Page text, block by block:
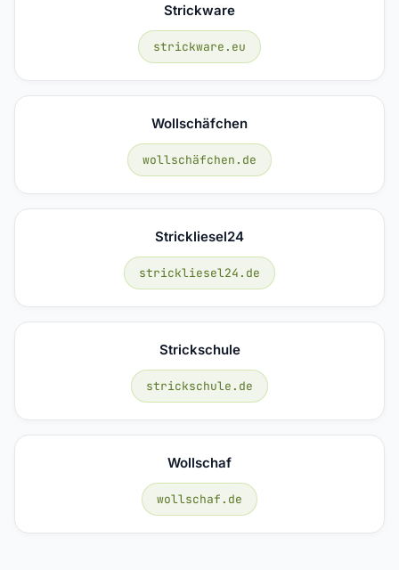
Strickware
strickware.eu
Wollschäfchen
wollschäfchen.de
Strickliesel24
strickliesel24.de
Strickschule
strickschule.de
Wollschaf
wollschaf.de